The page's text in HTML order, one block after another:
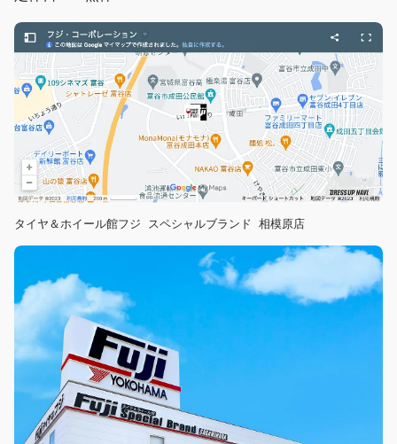
タイヤ＆ホイール館フジ スペシャルブランド 相模原店